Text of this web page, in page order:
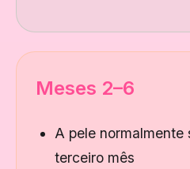
Meses 2–6
A pele normalmente
terceiro mês